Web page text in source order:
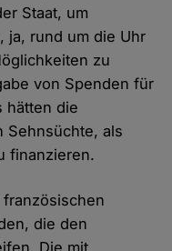
Staat, um
ja, rund um die Uhr
zu
von Spenden für
hätten die
Sehnsüchte, als
finanzieren.
die den